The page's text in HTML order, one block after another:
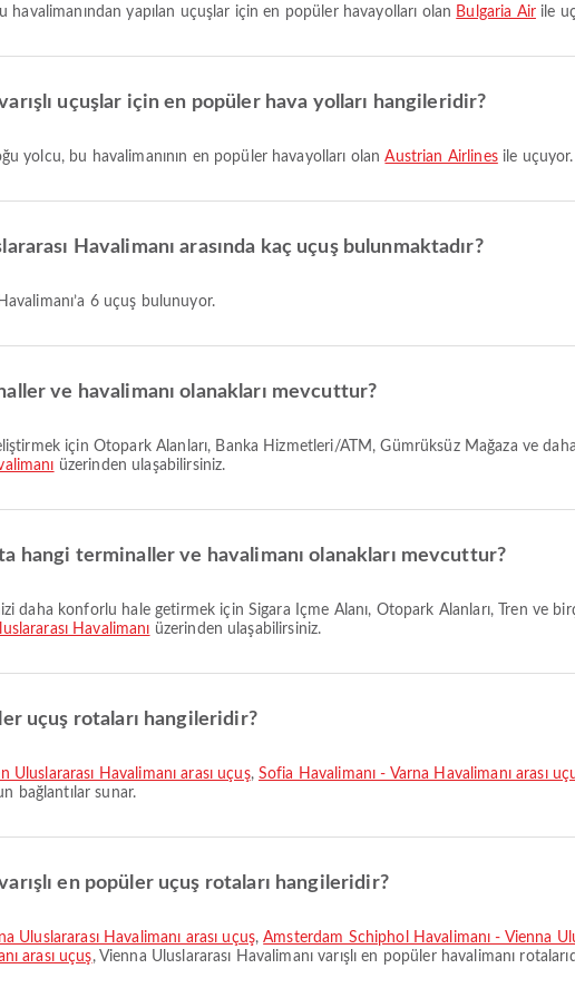
havalimanından yapılan uçuşlar için en popüler havayolları olan Bulgaria Airile
uçuşlar için en popüler hava yolları hangileridir?
yolcu, bu havalimanının en popüler havayolları olanAustrian Airlinesile uçuyor.
Havalimanı arasında kaç uçuş bulunmaktadır?
6 uçuş bulunuyor.
ve havalimanı olanakları mevcuttur?
üzerinden ulaşabilirsiniz.
hangi terminaller ve havalimanı olanakları mevcuttur?
Havalimanı üzerinden ulaşabilirsiniz.
uçuş rotaları hangileridir?
Uluslararası Havalimanı arası uçuş, Sofia Havalimanı - Varna Havalimanı arası
bağlantılar sunar.
en popüler uçuş rotaları hangileridir?
Uluslararası Havalimanı arası uçuş,Amsterdam Schiphol Havalimanı - Vienna
arası uçuş, Vienna Uluslararası Havalimanı varışlı en popüler havalimanı